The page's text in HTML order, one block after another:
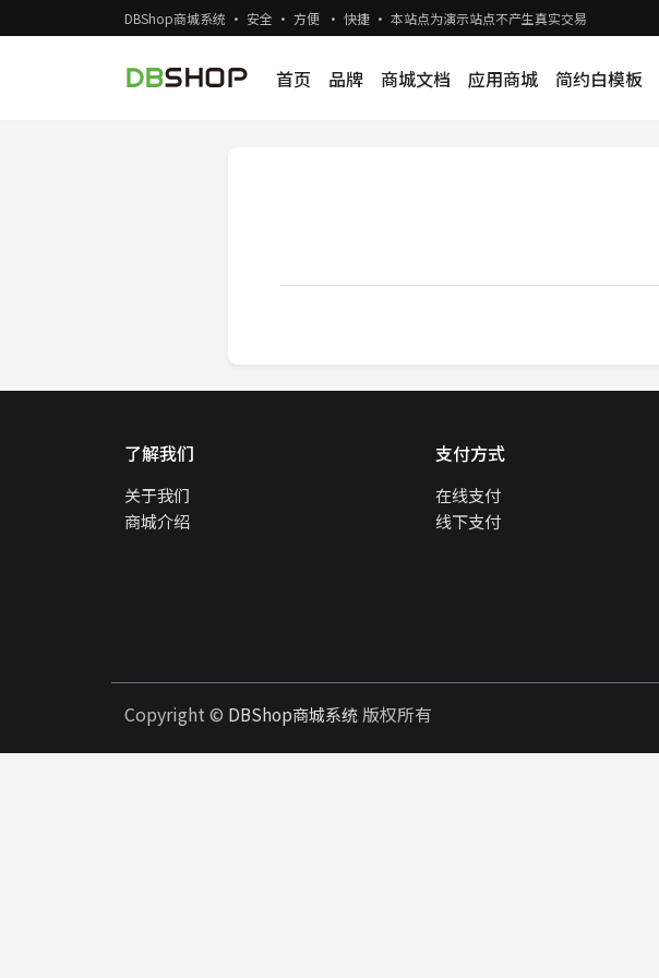
DBShop商城系统 · 安全 · 方便 · 快捷 · 本站点为演示站点不产生真实交易
首页 品牌 商城文档 应用商城 简约白模板
了解我们
关于我们
商城介绍
支付方式
在线支付
线下支付
Copyright © DBShop商城系统版权所有